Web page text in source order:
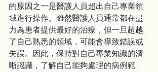
的原因之一是醫護人員超出自己專業領
域進行操作。雖然醫護人員通常都在盡
力為患者提供最好的治療，但一旦超越
了自己熟悉的領域，可能會導致錯誤或
失誤。因此，保持對自己專業知識的清
晰認識，了解自己能夠處理的病例範